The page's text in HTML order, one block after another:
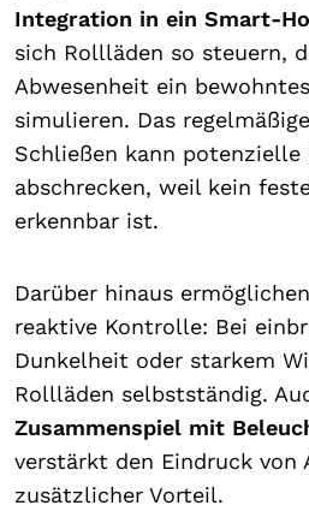
Integration in ein Smart-
sich Rollläden so steuern,
Abwesenheit ein
simulieren. Das
Schließen kann potenzielle
abschrecken, weil kein
erkennbar ist.
Darüber hinaus ermöglichen
reaktive Kontrolle: Bei
Dunkelheit oder starkem
Rollläden selbstständig.
Zusammenspiel mit
verstärkt den Eindruck von
zusätzlicher Vorteil.